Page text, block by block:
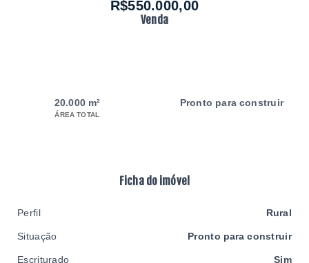
R$550.000,00
Venda
20.000 m²
ÁREA TOTAL
Pronto para construir
Ficha do imóvel
Perfil Rural
Situação Pronto para construir
Escriturado Sim